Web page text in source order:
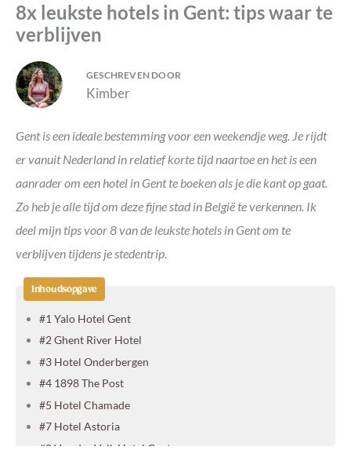
8x leukste hotels in Gent: tips waar te
verblijven
Gent is een ideale bestemming voor een weekendje weg. Je rijdt
er vanuit Nederland in relatief korte tijd naartoe en het is een
aanrader om een hotel in Gent te boeken als je die kant op gaat.
Zo heb je alle tijd om deze fijne stad in België te verkennen. Ik
deel mijn tips voor 8 van de leukste hotels in Gent om te
verblijven tijdens je stedentrip.
Inhoudsopgave
#1 Yalo Hotel Gent
#2 Ghent River Hotel
#3 Hotel Onderbergen
#4 1898 The Post
#5 Hotel Chamade
#7 Hotel Astoria
#8 Van der Valk Hotel Gent
GESCHREVEN DOOR
Kimber